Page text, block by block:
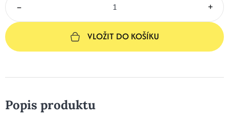
– +
VLOŽIT DO KOŠÍKU
Popis produktu